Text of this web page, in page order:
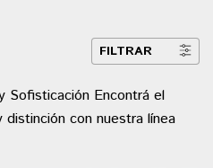
FILTRAR
Sofisticación Encontrá el
con nuestra línea